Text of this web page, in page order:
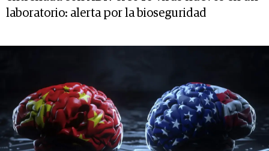
laboratorio: alerta por la bioseguridad